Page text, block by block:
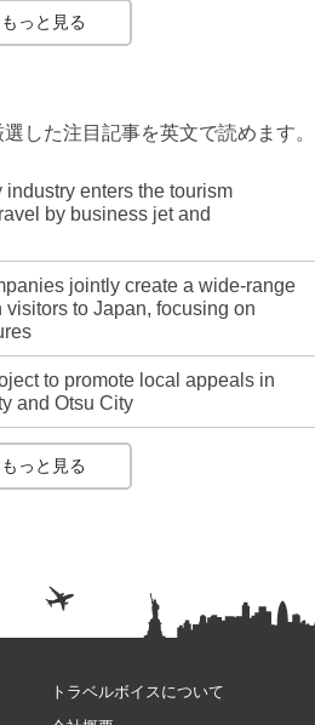
もっと見る
した注目記事を英文で読めます。
enters the tourism
by business jet and
jointly create a wide-range
to Japan, focusing on
to promote local appeals in
and Otsu City
もっと見る
トラベルボイスについて